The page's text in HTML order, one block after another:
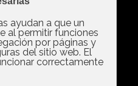
Entre El
De